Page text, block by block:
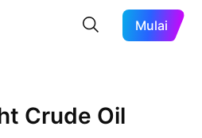
Mulai
Crude Oil